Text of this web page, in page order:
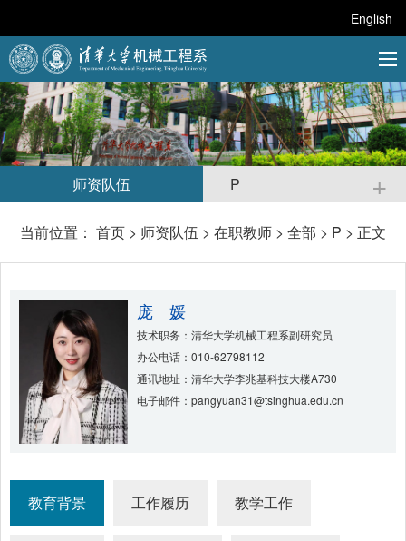
English
师资队伍 P +
当前位置： 首页 > 师资队伍 > 在职教师 > 全部 > P > 正文
庞 媛
技术职务：清华大学机械工程系副研究员
办公电话：010-62798112
通讯地址：清华大学李兆基科技大楼A730
电子邮件：pangyuan31@tsinghua.edu.cn
教育背景 工作履历 教学工作